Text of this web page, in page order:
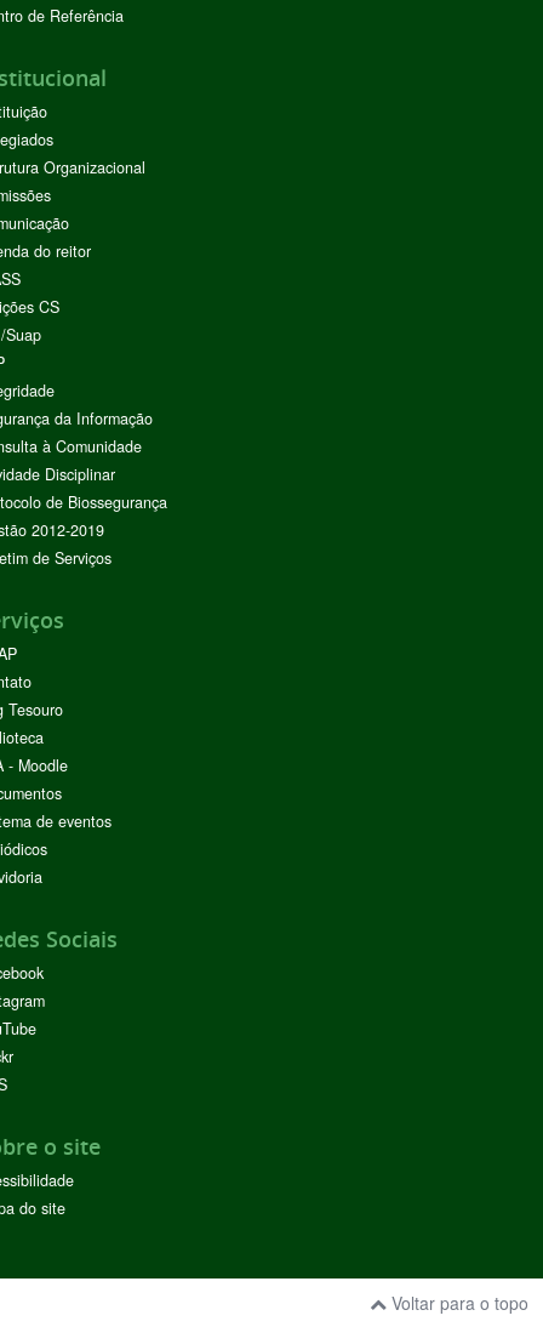
de Referência
Organizacional
do reitor
CS
Suap
da Informação
à Comunidade
Disciplinar
de Biossegurança
2012-2019
de Serviços
Tesouro
- Moodle
de eventos
Sociais
o site
do site
Voltar para o topo